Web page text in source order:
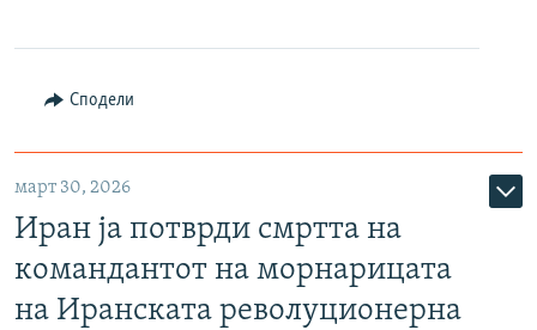
Сподели
март 30, 2026
Иран ја потврди смртта на
командантот на морнарицата
на Иранската револуционерна